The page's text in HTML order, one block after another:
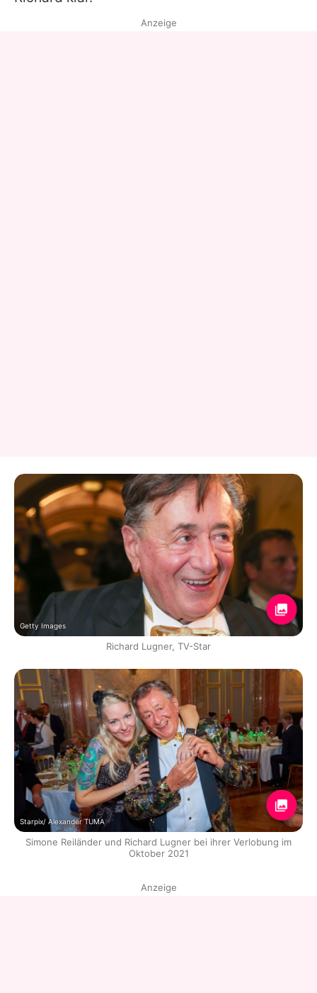
Anzeige
Getty Images
Richard Lugner, TV-Star
Starpix/ Alexander TUMA
Simone Reiländer und Richard Lugner bei ihrer Verlobung im
Oktober 2021
Anzeige